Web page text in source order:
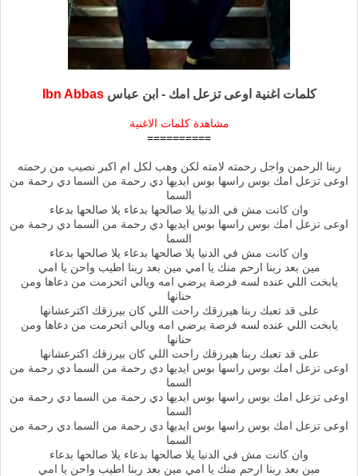
كلمات اغنية اوعى تزعل امك - ابن عباسIbn Abbas
مشاهدة كلمات الاغنية
==========
ربنا الرحمن واجل رحمته لامته لكن وهب لكل ام اكبر نصيب من رحمته
اوعى تزعل امك بوس راسها بوس ايديها دي رحمة من السما دي رحمة من
السما
وان كانت مش في الدنيا يلا صالحها بدعاء يلا صالحها بدعاء
اوعى تزعل امك بوس راسها بوس ايديها دي رحمة من السما دي رحمة من
السما
وان كانت مش في الدنيا يلا صالحها بدعاء يلا صالحها بدعاء
مين بعد ربنا ارحم منك يا امي مين بعد ربنا اطيب واحن يا امي
يابخت اللي عنده لسه فرصة يرضي امه ويالي اتحرمت من دعاها ومن
حنانها
على قد تعبك ربنا هيرزقك راحت اللي كان بيرزقك اكترعشانها
يابخت اللي عنده لسه فرصة يرضي امه ويالي اتحرمت من دعاها ومن
حنانها
على قد تعبك ربنا هيرزقك راحت اللي كان بيرزقك اكترعشانها
اوعى تزعل امك بوس راسها بوس ايديها دي رحمة من السما دي رحمة من
السما
اوعى تزعل امك بوس راسها بوس ايديها دي رحمة من السما دي رحمة من
السما
اوعى تزعل امك بوس راسها بوس ايديها دي رحمة من السما دي رحمة من
السما
وان كانت مش في الدنيا يلا صالحها بدعاء يلا صالحها بدعاء
مين بعد ربنا ارحم منك يا امي مين بعد ربنا اطيب واحن يا امي